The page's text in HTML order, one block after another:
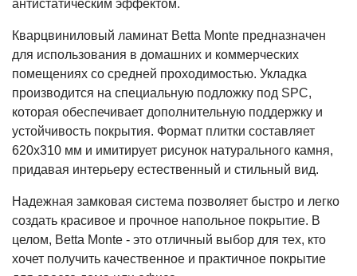
антистатическим эффектом.
Кварцвиниловый ламинат Betta Monte предназначен
для использования в домашних и коммерческих
помещениях со средней проходимостью. Укладка
производится на специальную подложку под SPC,
которая обеспечивает дополнительную поддержку и
устойчивость покрытия. Формат плитки составляет
620x310 мм и имитирует рисунок натурального камня,
придавая интерьеру естественный и стильный вид.
Надежная замковая система позволяет быстро и легко
создать красивое и прочное напольное покрытие. В
целом, Betta Monte - это отличный выбор для тех, кто
хочет получить качественное и практичное покрытие